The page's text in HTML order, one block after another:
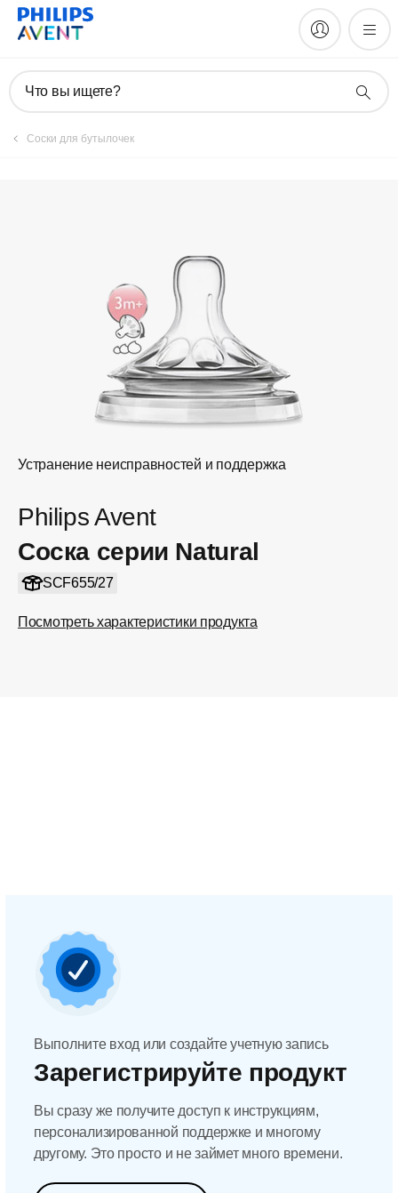
Что вы ищете?
Соски для бутылочек
Устранение неисправностей и поддержка
Philips Avent
Соска серии Natural
SCF655/27
Посмотреть характеристики продукта
Руководства и документация
Выполните вход или создайте учетную запись
Зарегистрируйте продукт
Вы сразу же получите доступ к инструкциям,
персонализированной поддержке и многому
другому. Это просто и не займет много времени.